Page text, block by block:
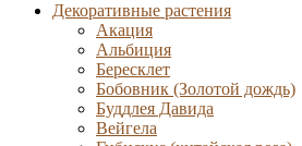
Декоративные растения
Акация
Альбиция
Бересклет
Бобовник (Золотой дождь)
Буддлея Давида
Вейгела